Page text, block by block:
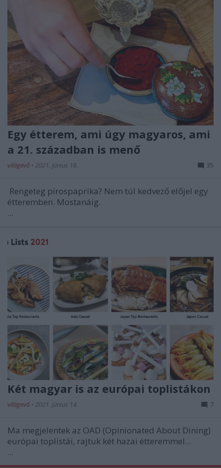
Egy étterem, ami úgy magyaros, ami
a 21. században is menő
világevő • 2021. június 18. 35
Rengeteg pirospaprika? Nem túl kedvező előjel egy
étteremben. Mostanáig.
...
Két magyar is az európai toplistákon
világevő • 2021. június 14. 7
Ma megjelentek az OAD (Opinionated About Dining)
európai toplistái, rajtuk két hazai étteremmel...
...